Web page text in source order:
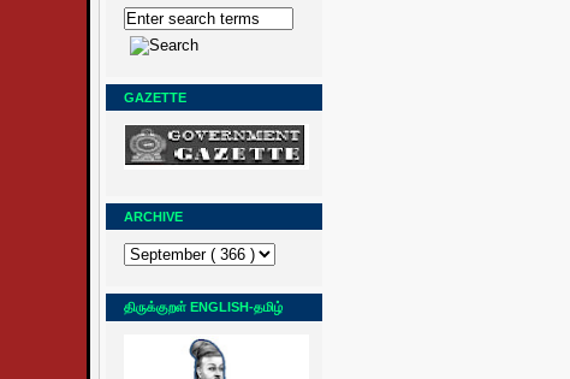
GAZETTE
ARCHIVE
திருக்குறள் ENGLISH-தமிழ்